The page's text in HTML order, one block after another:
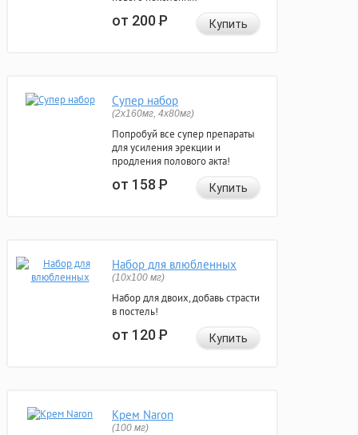
от 200Р Купить
Супер набор
(2х160мг, 4х80мг)
Попробуй все супер препараты
для усиления эрекции и
продления полового акта!
от 158Р Купить
Набор для влюбленных
(10х100 мг)
Набор для двоих, добавь страсти
в постель!
от 120Р Купить
Крем Naron
(100 мг)